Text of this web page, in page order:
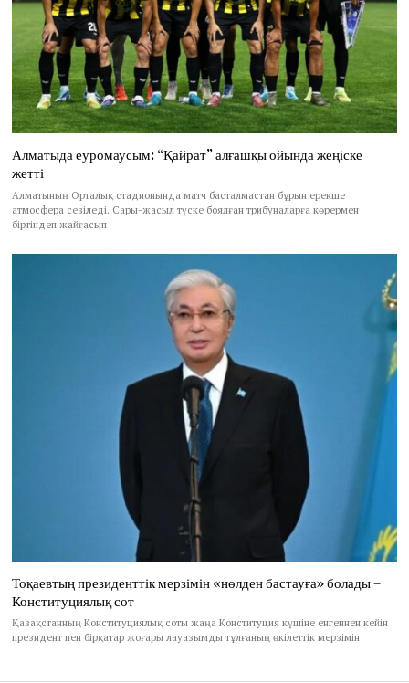
Алматыда еуромаусым: “Қайрат” алғашқы ойында жеңіске
жетті
Алматының Орталық стадионында матч басталмастан бұрын ерекше
атмосфера сезіледі. Сары-жасыл түске боялған трибуналарға көрермен
біртіндеп жайғасып
Тоқаевтың президенттік мерзімін «нөлден бастауға» болады –
Конституциялық сот
Қазақстанның Конституциялық соты жаңа Конституция күшіне енгеннен кейін
президент пен бірқатар жоғары лауазымды тұлғаның өкілеттік мерзімін